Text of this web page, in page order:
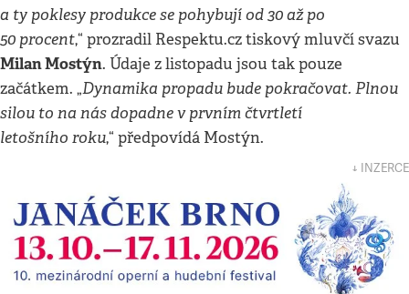
a ty poklesy produkce se pohybují od 30 až po
50 procent,“ prozradil Respektu.cz tiskový mluvčí svazu
Milan Mostýn. Údaje z listopadu jsou tak pouze
začátkem. „Dynamika propadu bude pokračovat. Plnou
silou to na nás dopadne v prvním čtvrtletí
letošního roku,“ předpovídá Mostýn.
↓ INZERCE